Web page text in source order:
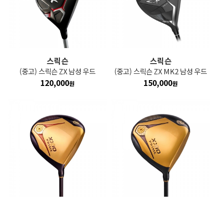
스릭슨
(중고) 스릭슨 ZX 남성 우드
120,000원
스릭슨
(중고) 스릭슨 ZX MK2 남성 우드
150,000원